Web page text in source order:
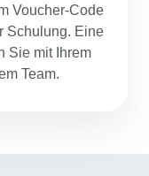
Voucher-Code
Schulung. Eine
Sie mit Ihrem
Team.